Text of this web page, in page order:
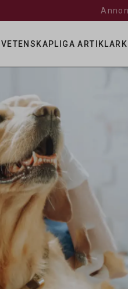
VETENSKAPLIGA ARTIKLAR